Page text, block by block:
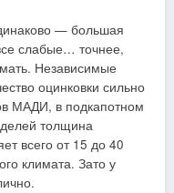
— большая
слабые… точнее,
Независимые
оцинковки сильно
МАДИ, в подкапотном
толщина
всего от 15 до 40
климата. Зато у